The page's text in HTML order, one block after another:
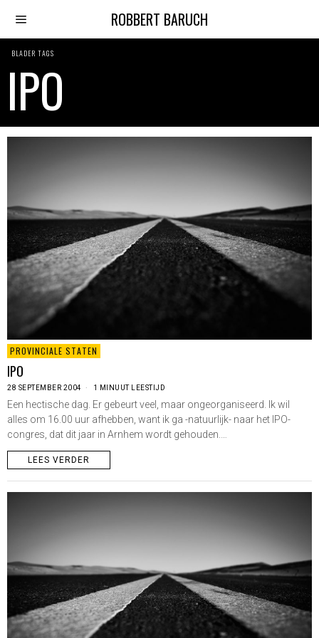
ROBBERT BARUCH
BLADER TAGS
IPO
PROVINCIALE STATEN
IPO
28 SEPTEMBER 2004 1 MINUUT LEESTIJD
Een hectische dag. Er gebeurt veel, maar ongeorganiseerd. Ik wil
alles om 16.00 uur afhebben, want ik ga -natuurlijk- naar het IPO-
congres, dat dit jaar in Arnhem wordt gehouden.…
LEES VERDER